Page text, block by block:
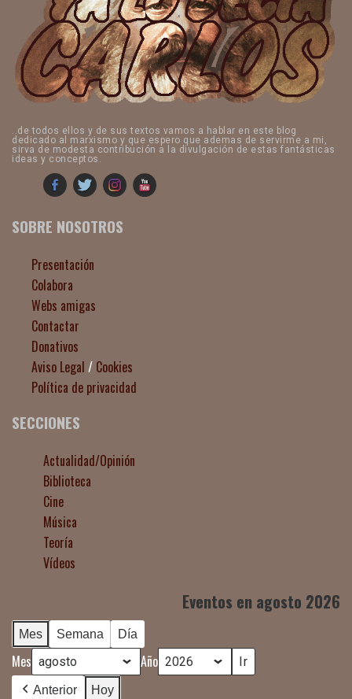
..de todos ellos y de sus textos vamos a hablar en este blog
dedicado al marxismo y que espero que ademas de servirme a mi,
sirva de modesta contribución a la divulgación de estas fantásticas
ideas y conceptos.
SOBRE NOSOTROS
Presentación
Colabora
Webs amigas
Contactar
Donativos
Aviso Legal / Cookies
Política de privacidad
SECCIONES
Actualidad/Opinión
Biblioteca
Cine
Música
Teoría
Vídeos
Eventos en agosto 2026
Mes Semana Día
Mes Año
Anterior Hoy